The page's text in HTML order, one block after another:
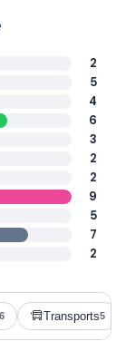
2
5
4
6
3
2
2
9
5
7
2
Transports5